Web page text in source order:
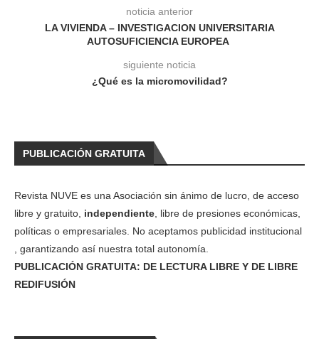
noticia anterior
LA VIVIENDA – INVESTIGACION UNIVERSITARIA
AUTOSUFICIENCIA EUROPEA
siguiente noticia
¿Qué es la micromovilidad?
PUBLICACIÓN GRATUITA
Revista NUVE es una Asociación sin ánimo de lucro, de acceso
libre y gratuito, independiente , libre de presiones económicas,
políticas o empresariales. No aceptamos publicidad institucional
, garantizando así nuestra total autonomía.
PUBLICACIÓN GRATUITA: DE LECTURA LIBRE Y DE LIBRE
REDIFUSIÓN